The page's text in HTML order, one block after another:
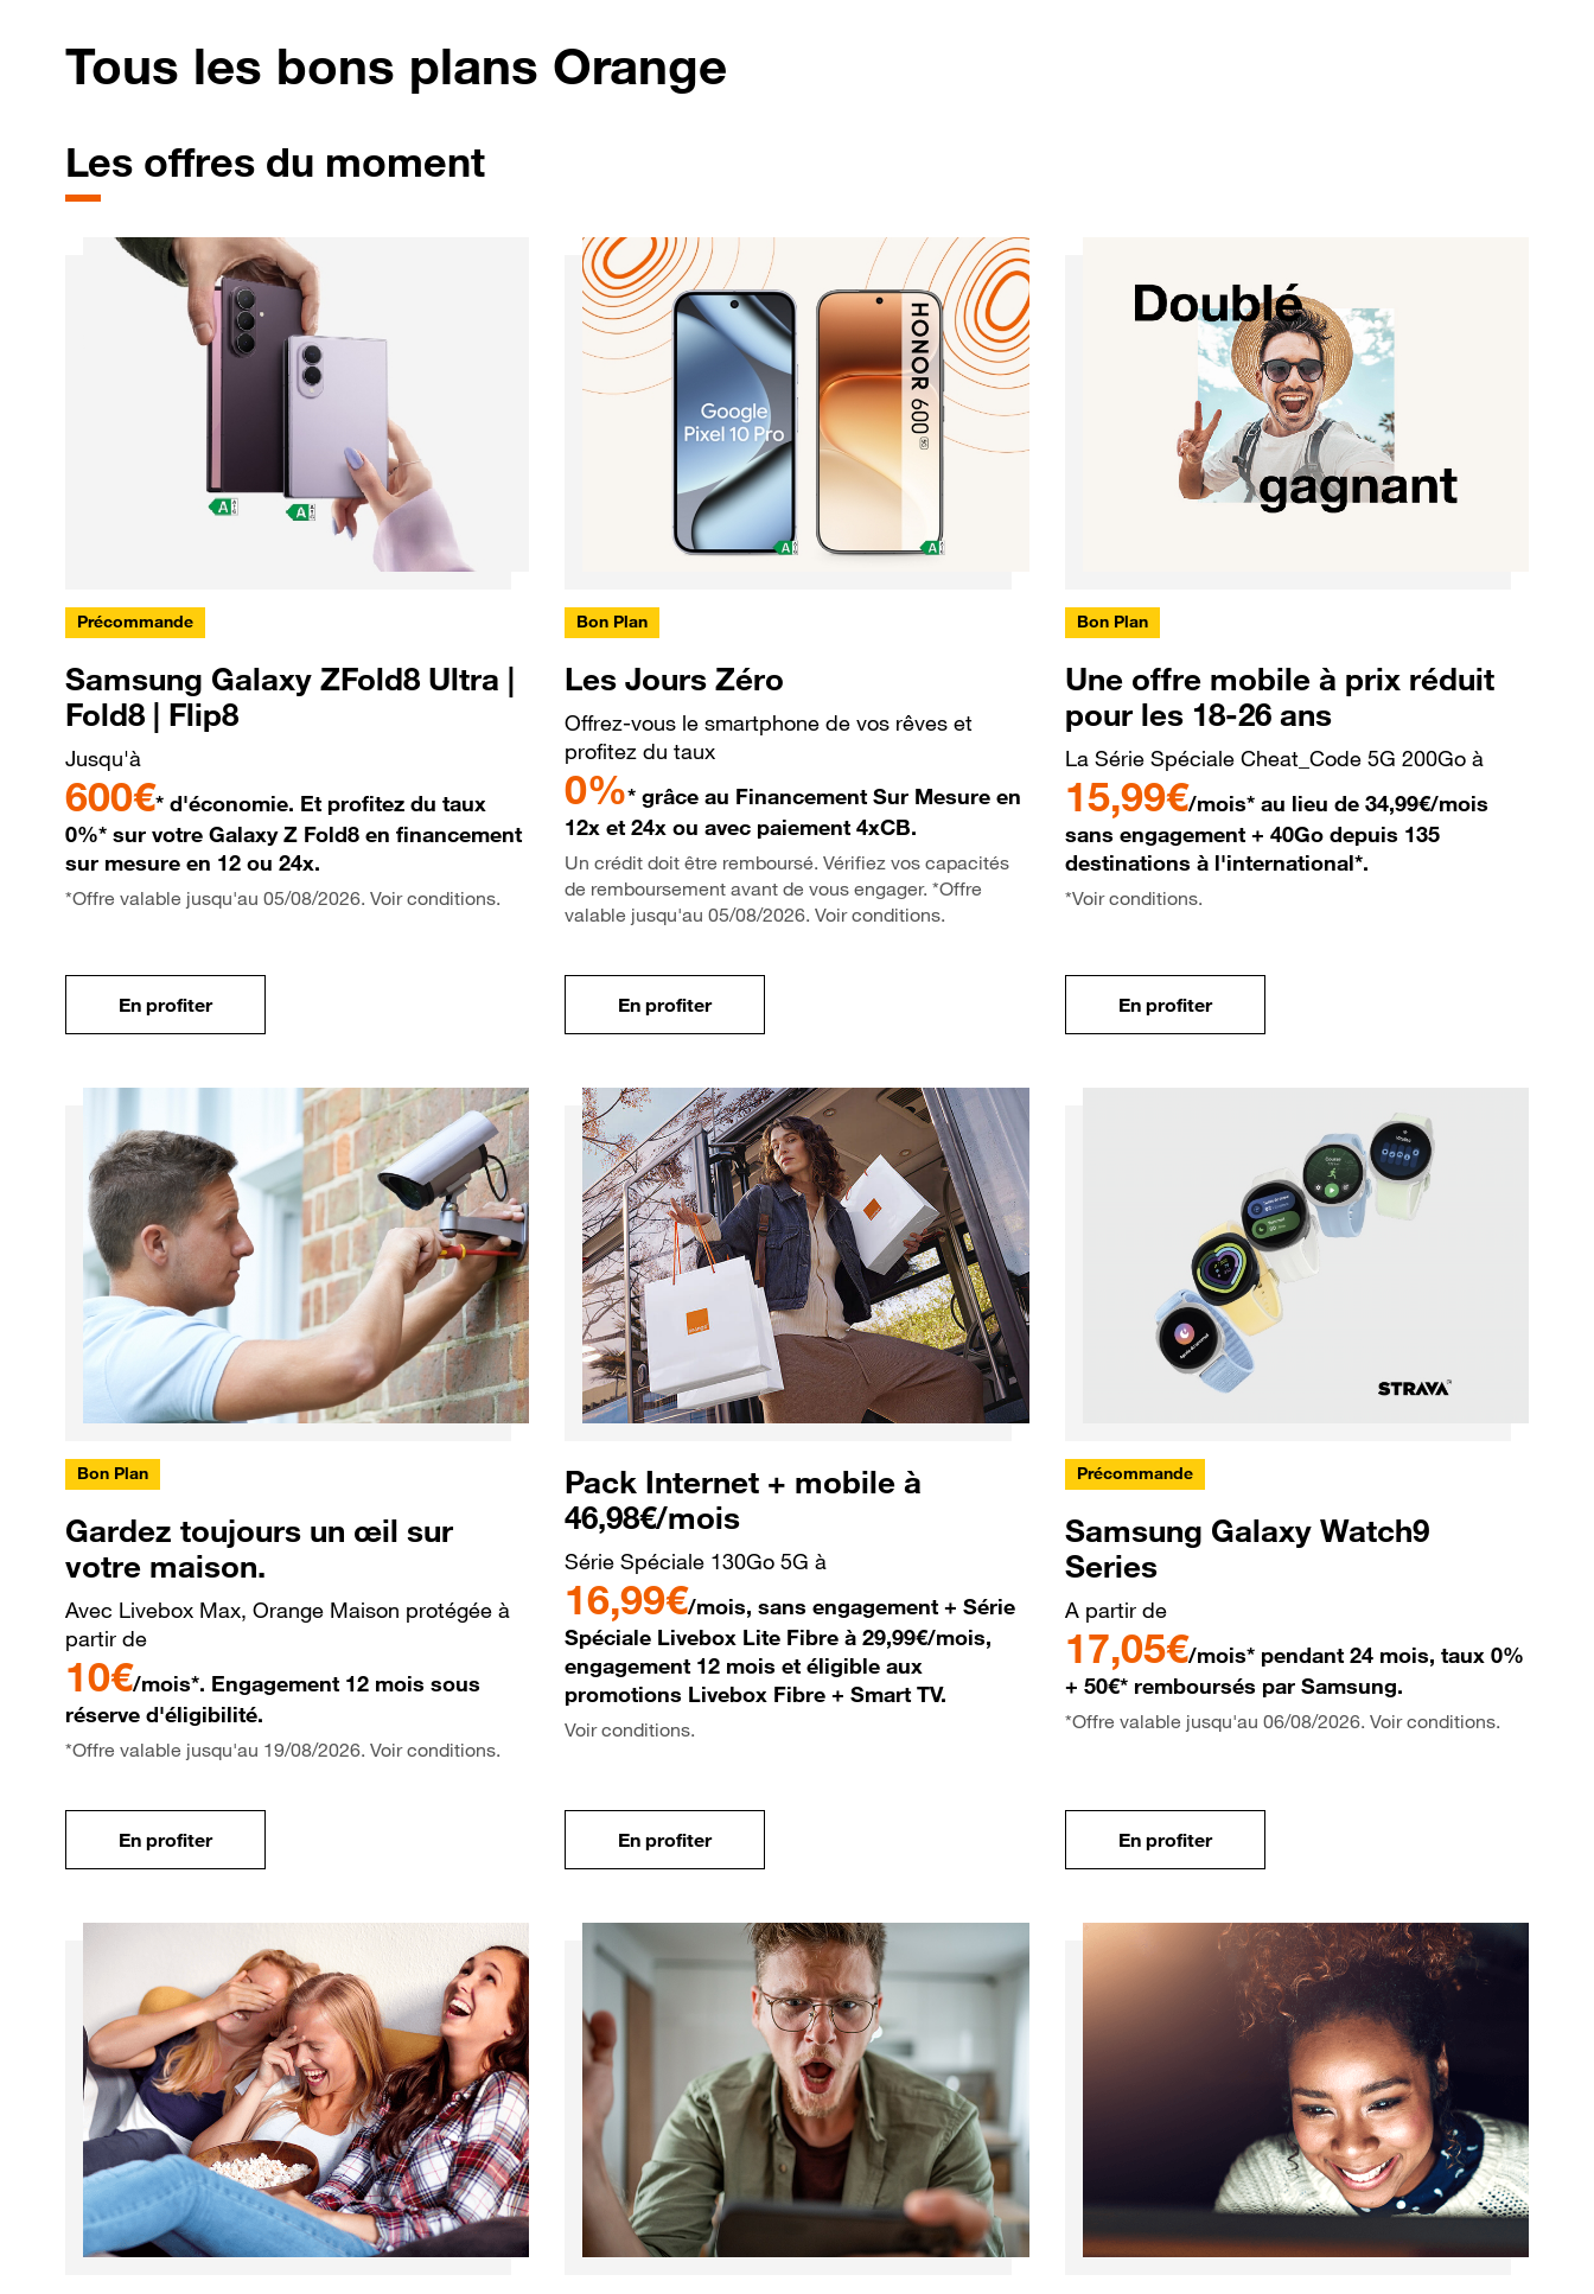
Tous les bons plans Orange
Les offres du moment
Précommande
Samsung Galaxy ZFold8 Ultra |
Fold8 | Flip8
Jusqu'à
600€* d'économie. Et profitez du taux
0%* sur votre Galaxy Z Fold8 en financement
sur mesure en 12 ou 24x.
*Offre valable jusqu'au 05/08/2026. Voir conditions.
En profiter
Bon Plan
Les Jours Zéro
Offrez-vous le smartphone de vos rêves et
profitez du taux
0%* grâce au Financement Sur Mesure en
12x et 24x ou avec paiement 4xCB.
Un crédit doit être remboursé. Vérifiez vos capacités
de remboursement avant de vous engager. *Offre
valable jusqu'au 05/08/2026. Voir conditions.
En profiter
Bon Plan
Une offre mobile à prix réduit
pour les 18-26 ans
La Série Spéciale Cheat_Code 5G 200Go à
15,99€/mois* au lieu de 34,99€/mois
sans engagement + 40Go depuis 135
destinations à l'international*.
*Voir conditions.
En profiter
Bon Plan
Gardez toujours un œil sur
votre maison.
Avec Livebox Max, Orange Maison protégée à
partir de
10€/mois*. Engagement 12 mois sous
réserve d'éligibilité.
*Offre valable jusqu'au 19/08/2026. Voir conditions.
En profiter
Pack Internet + mobile à
46,98€/mois
Série Spéciale 130Go 5G à
16,99€/mois, sans engagement + Série
Spéciale Livebox Lite Fibre à 29,99€/mois,
engagement 12 mois et éligible aux
promotions Livebox Fibre + Smart TV.
Voir conditions.
En profiter
Précommande
Samsung Galaxy Watch9
Series
A partir de
17,05€/mois* pendant 24 mois, taux 0%
+ 50€* remboursés par Samsung.
*Offre valable jusqu'au 06/08/2026. Voir conditions.
En profiter